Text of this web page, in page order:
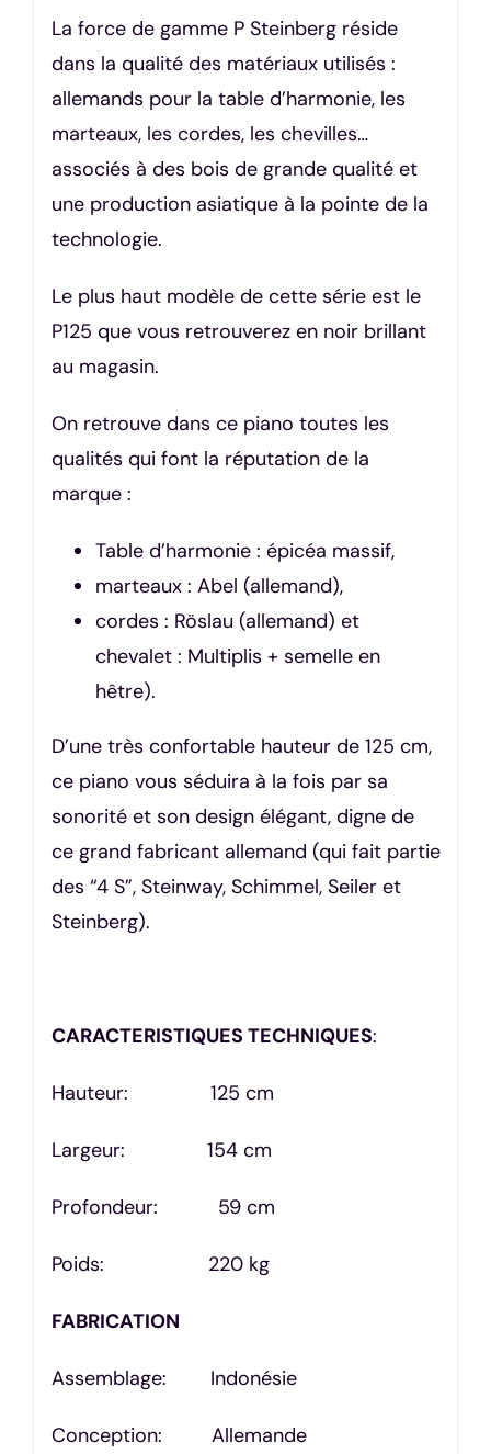
La force de gamme P Steinberg réside
dans la qualité des matériaux utilisés :
allemands pour la table d’harmonie, les
marteaux, les cordes, les chevilles…
associés à des bois de grande qualité et
une production asiatique à la pointe de la
technologie.
Le plus haut modèle de cette série est le
P125 que vous retrouverez en noir brillant
au magasin.
On retrouve dans ce piano toutes les
qualités qui font la réputation de la
marque :
Table d’harmonie : épicéa massif,
marteaux : Abel (allemand),
cordes : Röslau (allemand) et
chevalet : Multiplis + semelle en
hêtre).
D’une très confortable hauteur de 125 cm,
ce piano vous séduira à la fois par sa
sonorité et son design élégant, digne de
ce grand fabricant allemand (qui fait partie
des “4 S”, Steinway, Schimmel, Seiler et
Steinberg).
CARACTERISTIQUES TECHNIQUES:
Hauteur: 125 cm
Largeur: 154 cm
Profondeur: 59 cm
Poids: 220 kg
FABRICATION
Assemblage: Indonésie
Conception: Allemande